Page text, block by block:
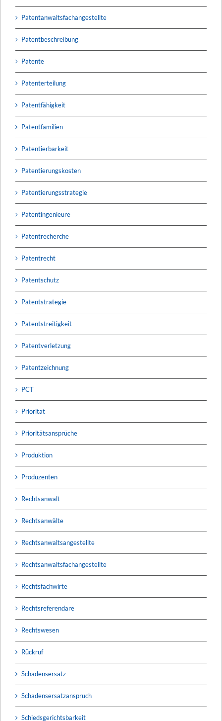
Patentanwaltsfachangestellte
Patentbeschreibung
Patente
Patenterteilung
Patentfähigkeit
Patentfamilien
Patentierbarkeit
Patentierungskosten
Patentierungsstrategie
Patentingenieure
Patentrecherche
Patentrecht
Patentschutz
Patentstrategie
Patentstreitigkeit
Patentverletzung
Patentzeichnung
PCT
Priorität
Prioritätsansprüche
Produktion
Produzenten
Rechtsanwalt
Rechtsanwälte
Rechtsanwaltsangestellte
Rechtsanwaltsfachangestellte
Rechtsfachwirte
Rechtsreferendare
Rechtswesen
Rückruf
Schadensersatz
Schadensersatzanspruch
Schiedsgerichtsbarkeit